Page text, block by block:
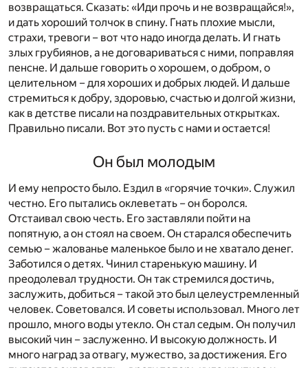
возвращаться. Сказать: «Иди прочь и не возвращайся!»,
и дать хороший толчок в спину. Гнать плохие мысли,
страхи, тревоги – вот что надо иногда делать. И гнать
злых грубиянов, а не договариваться с ними, поправляя
пенсне. И дальше говорить о хорошем, о добром, о
целительном – для хороших и добрых людей. И дальше
стремиться к добру, здоровью, счастью и долгой жизни,
как в детстве писали на поздравительных открытках.
Правильно писали. Вот это пусть с нами и остается!
Он был молодым
И ему непросто было. Ездил в «горячие точки». Служил
честно. Его пытались оклеветать – он боролся.
Отстаивал свою честь. Его заставляли пойти на
попятную, а он стоял на своем. Он старался обеспечить
семью – жалованье маленькое было и не хватало денег.
Заботился о детях. Чинил старенькую машину. И
преодолевал трудности. Он так стремился достичь,
заслужить, добиться – такой это был целеустремленный
человек. Советовался. И советы использовал. Много лет
прошло, много воды утекло. Он стал седым. Он получил
высокий чин – заслуженно. И высокую должность. И
много наград за отвагу, мужество, за достижения. Его